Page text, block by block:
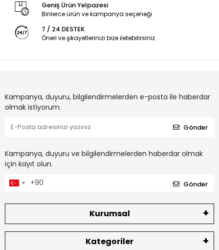
Geniş Ürün Yelpazesi
Binlerce ürün ve kampanya seçeneği
7 / 24 DESTEK
Öneri ve şikayetlerinizi bize iletebilirsiniz.
Kampanya, duyuru, bilgilendirmelerden e-posta ile haberdar
olmak istiyorum.
Gönder
Kampanya, duyuru ve bilgilendirmelerden haberdar olmak
için kayıt olun.
Gönder
Kurumsal
Kategoriler